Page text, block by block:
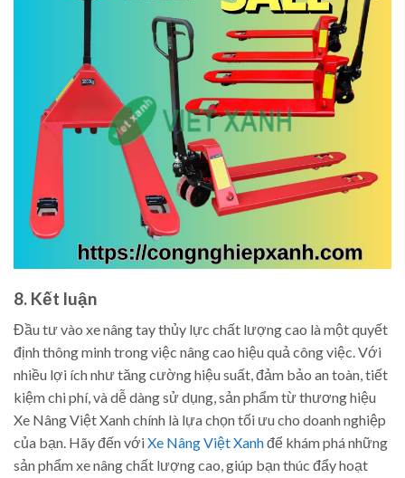
8. Kết luận
Đầu tư vào xe nâng tay thủy lực chất lượng cao là một quyết
định thông minh trong việc nâng cao hiệu quả công việc. Với
nhiều lợi ích như tăng cường hiệu suất, đảm bảo an toàn, tiết
kiệm chi phí, và dễ dàng sử dụng, sản phẩm từ thương hiệu
Xe Nâng Việt Xanh chính là lựa chọn tối ưu cho doanh nghiệp
của bạn. Hãy đến vớiXe Nâng Việt Xanhđể khám phá những
sản phẩm xe nâng chất lượng cao, giúp bạn thúc đẩy hoạt